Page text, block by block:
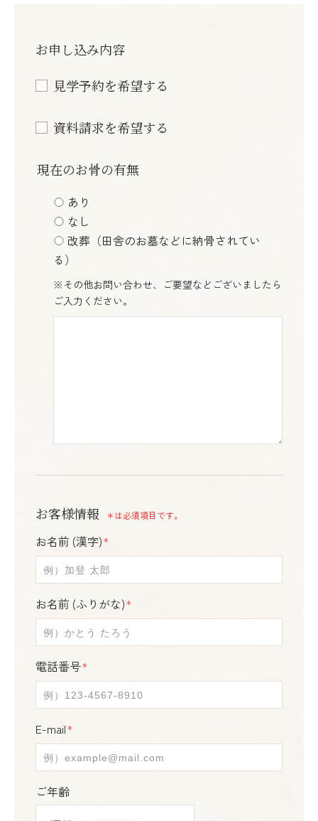
お申し込み内容
見学予約を希望する
資料請求を希望する
現在のお骨の有無
あり
なし
改葬（田舎のお墓などに納骨されてい
る）
※その他お問い合わせ、ご要望などございましたら
ご入力ください。
お客様情報 ＊は必須項目です。
お名前 (漢字) ＊
お名前 (ふりがな) ＊
電話番号＊
E-mail ＊
ご年齢